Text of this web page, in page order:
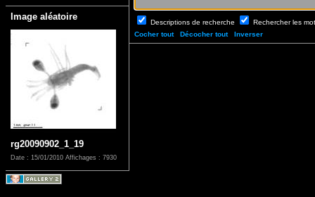
Image aléatoire
rg20090902_1_19
Date : 15/01/2010 Affichages : 7930
Descriptions de recherche
Rechercher les
Cocher tout
Décocher tout Inverser